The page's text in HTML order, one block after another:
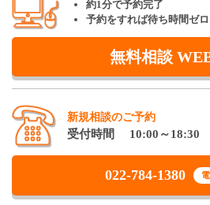
約1分で予約完了
予約をすれば待ち時間ゼロ
無料相談
新規相談のご予約
受付時間 10:00～18:30
022-784-1380